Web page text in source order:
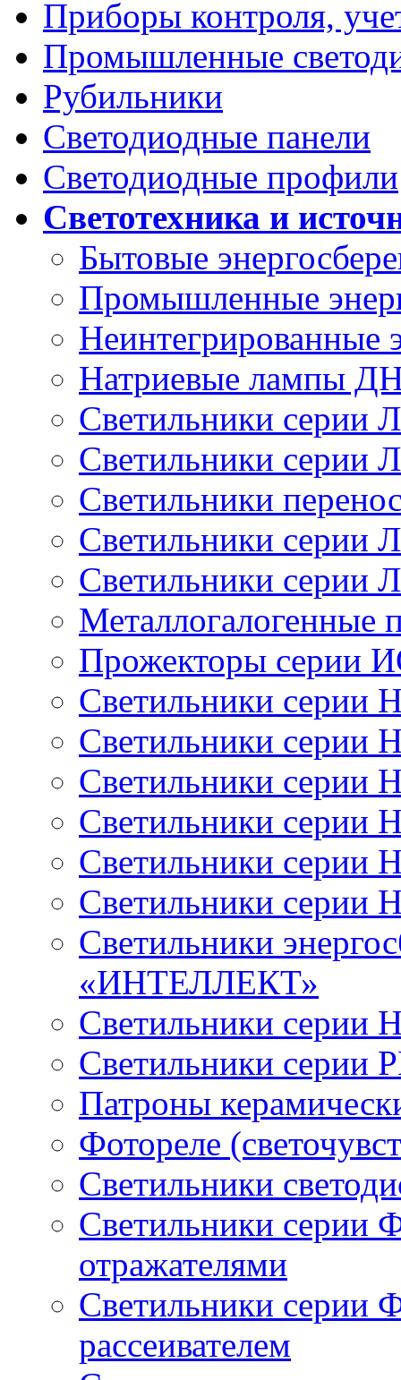
Приборы контроля,
Промышленные
Рубильники
Светодиодные панели
Светодиодные профили
Светотехника и
Бытовые
Промышленные
Неинтегрированные
Натриевые лампы
Светильники серии
Светильники серии
Светильники
Светильники серии
Светильники серии
Металлогалогенные
Прожекторы серии
Светильники серии
Светильники серии
Светильники серии
Светильники серии
Светильники серии
Светильники серии
Светильники
«ИНТЕЛЛЕКТ»
Светильники серии
Светильники серии
Патроны
Фотореле
Светильники
Светильники
отражателями
Светильники серии
рассеивателем